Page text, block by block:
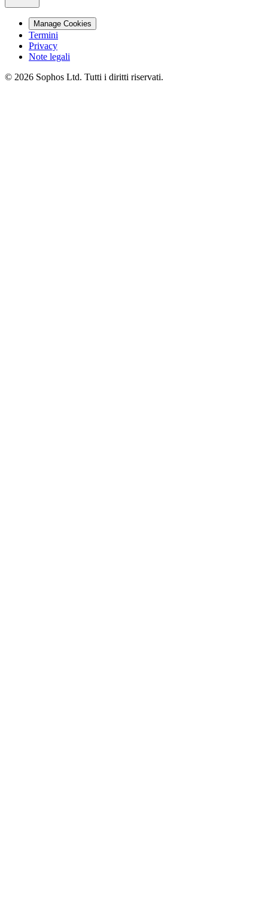
Manage Cookies
Termini
Privacy
Note legali
© 2026 Sophos Ltd. Tutti i diritti riservati.